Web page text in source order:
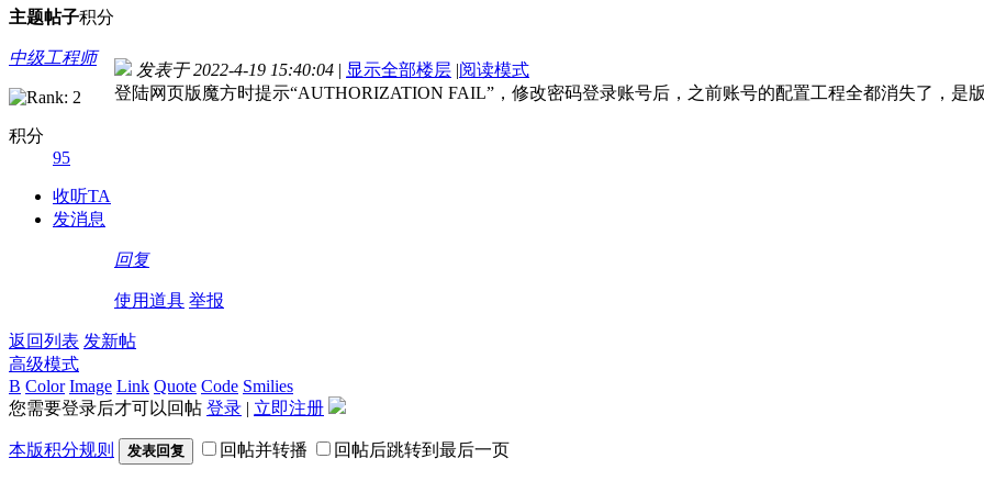
主题帖子积分
中级工程师
积分
95
收听TA
发消息
发表于 2022-4-19 15:40:04 | 显示全部楼层 |阅读模式
登陆网页版魔方时提示“AUTHORIZATION FAIL”，修改密码登录账号后，之前账号的配置工程全都消失了，是
回复
使用道具 举报
返回列表 发新帖
高级模式
B Color Image Link Quote Code Smilies
您需要登录后才可以回帖 登录 | 立即注册
本版积分规则 发表回复 回帖并转播 回帖后跳转到最后一页